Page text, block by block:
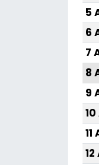
5
6
7
8
9